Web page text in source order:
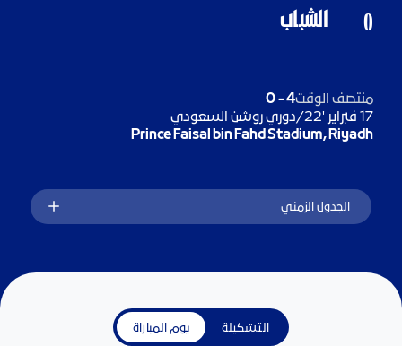
الشباب
0
منتصف الوقت4
-
0
17 فبراير '22
/دوري روشن السعودي
Prince Faisal bin Fahd Stadium, Riyadh
الجدول الزمني
التشكيلة يوم المباراة